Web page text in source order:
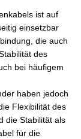
ist auf
einsetzbar
die auch
des
bei häufigem
haben jedoch
Flexibilität des
die Stabilität als
für die